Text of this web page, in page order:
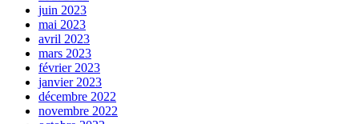
juin 2023
mai 2023
avril 2023
mars 2023
février 2023
janvier 2023
décembre 2022
novembre 2022